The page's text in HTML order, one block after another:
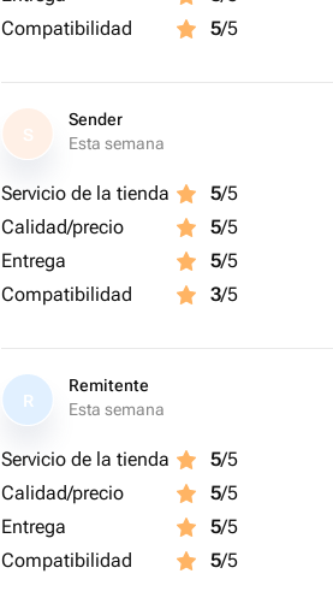
-косой срез
💐Гвоздика
-удалить листья со стебля ниже
-воды больше половины
💐Ромашки
-косой срез
-воды больше половины
-удалить листья, которые могут
-воды больше половины или целая
💐Гербера
-прямой срез
-мало воды
💐Эустома
-косой срез
-воды меньше половины
Compatibilidad
5/5
S
Sender
Esta semana
Servicio de la tienda 5/5
Calidad/precio
5/5
Entrega
5/5
Compatibilidad
3/5
R
Remitente
Esta semana
Servicio de la tienda 5/5
Calidad/precio
5/5
Entrega
5/5
Compatibilidad
5/5